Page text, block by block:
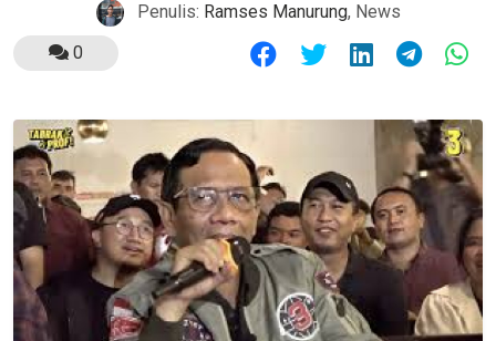
Penulis: Ramses Manurung, News
0